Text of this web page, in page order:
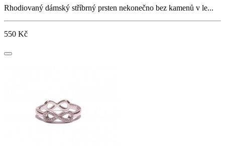
Rhodiovaný dámský stříbrný prsten nekonečno bez kamenů v le...
550 Kč